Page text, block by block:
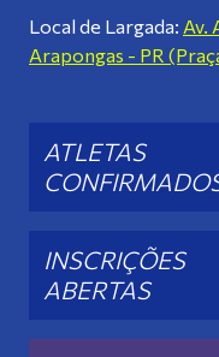
Local de Largada: Av.
Arapongas - PR
ATLETAS
INSCRIÇÕES
ABERTAS